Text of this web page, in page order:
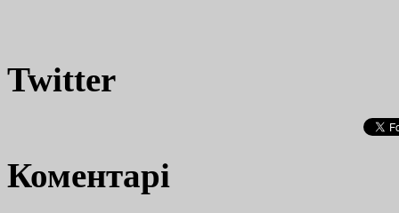
Twitter
Коментарі